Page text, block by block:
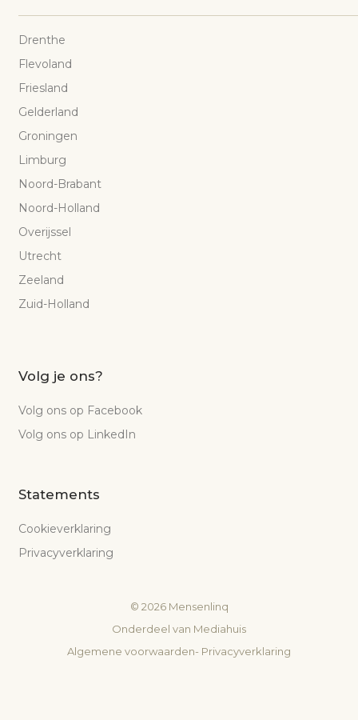
Drenthe
Flevoland
Friesland
Gelderland
Groningen
Limburg
Noord-Brabant
Noord-Holland
Overijssel
Utrecht
Zeeland
Zuid-Holland
Volg je ons?
Volg ons op Facebook
Volg ons op LinkedIn
Statements
Cookieverklaring
Privacyverklaring
© 2026Mensenlinq
Onderdeel van Mediahuis
Algemene voorwaarden- Privacyverklaring